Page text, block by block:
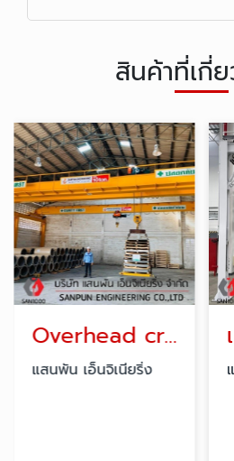
สินค้าที่เกี่
Overhead crane double girder
แสนพัน เอ็นจิเนียริ่ง